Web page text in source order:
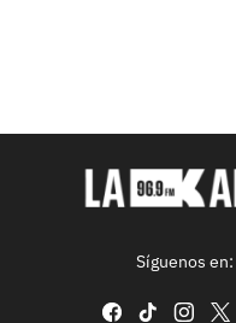
Síguenos en:
facebook
tiktok